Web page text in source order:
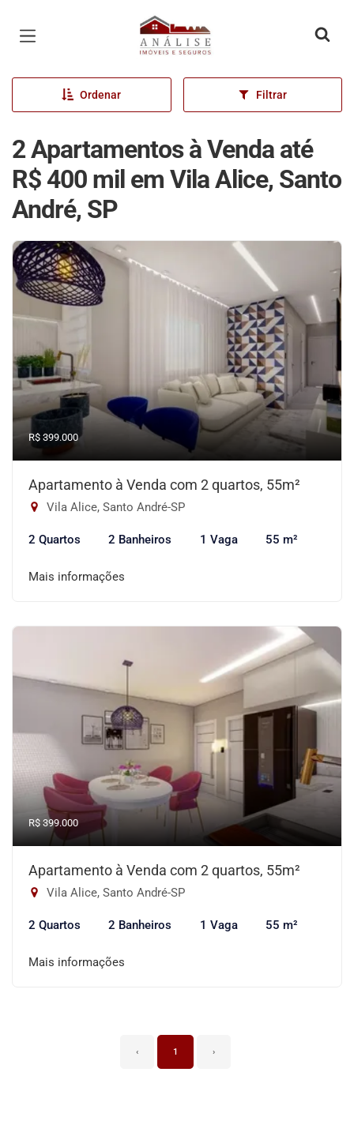
Página inicial
Ordenar Filtrar
2 Apartamentos à Venda até
R$ 400 mil em Vila Alice, Santo
André, SP
R$ 399.000
Apartamento à Venda com 2 quartos, 55m²
Vila Alice, Santo André-SP
2 Quartos 2 Banheiros 1 Vaga 55 m²
Mais informações
R$ 399.000
Apartamento à Venda com 2 quartos, 55m²
Vila Alice, Santo André-SP
2 Quartos 2 Banheiros 1 Vaga 55 m²
Mais informações
‹ 1 ›